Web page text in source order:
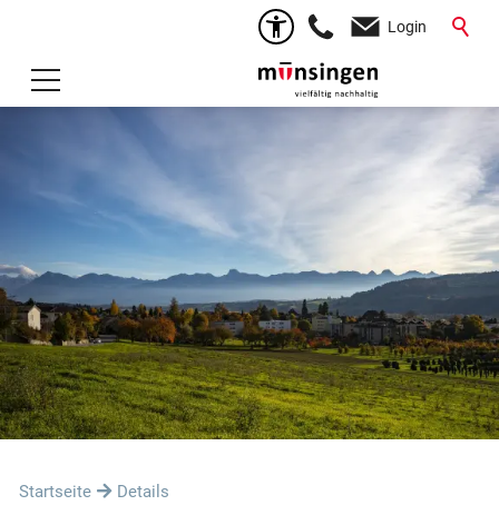
Login
Startseite Details